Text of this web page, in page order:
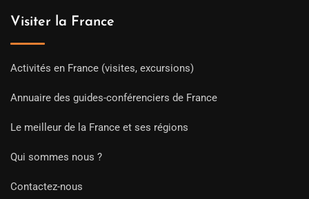
Visiter la France
Activités en France (visites, excursions)
Annuaire des guides-conférenciers de France
Le meilleur de la France et ses régions
Qui sommes nous ?
Contactez-nous